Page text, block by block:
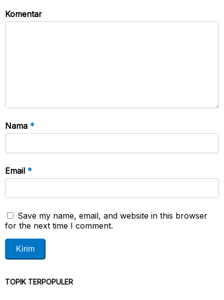
Komentar
Nama *
Email *
Save my name, email, and website in this browser
for the next time I comment.
TOPIK TERPOPULER